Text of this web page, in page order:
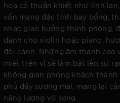
hoa cỏ thuần khiết như linh
vốn mang đặc tính bay bổng,
nhạc giao hưởng thính phòng,
dành cho violin hoặc piano,
đôi cánh. Những âm thanh
miết trên vĩ sẽ làm bật lên sự
không gian phòng khách
phủ đầy sương mai, mang lại
năng lượng vô song.